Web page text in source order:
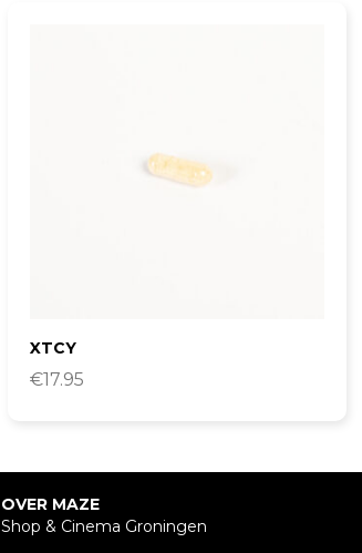
XTCY
€17.95
OVER MAZE
Shop & Cinema Groningen